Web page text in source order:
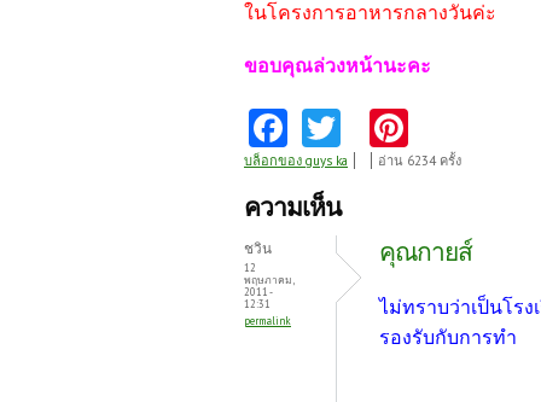
ในโครงการอาหารกลางวันค่ะ
ขอบคุณล่วงหน้านะคะ
Fa
ce
b
o
k
w
itt
nt
es
t
บล็อกของ guys ka อ่าน 6234 ครั้ง
ความเห็น
ชวิน
12
พฤษภาคม,
2011 -
12:31
permalink
คุณกายส์
ไม่ทราบว่าเป็นโร
รองรับกับการทำ